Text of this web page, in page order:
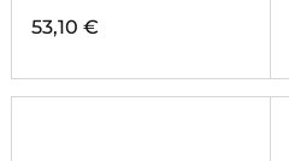
53,10 €